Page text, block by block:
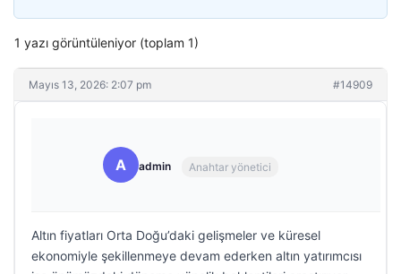
1 yazı görüntüleniyor (toplam 1)
Mayıs 13, 2026: 2:07 pm #14909
A admin Anahtar yönetici
Altın fiyatları Orta Doğu’daki gelişmeler ve küresel
ekonomiyle şekillenmeye devam ederken altın yatırımcısı